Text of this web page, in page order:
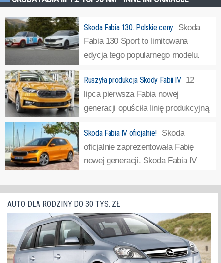
Skoda Fabia 130. Polskie ceny Skoda
Fabia 130 Sport to limitowana
edycja tego popularnego modelu.
mocy 177 KM i ma najlepsze osiągi ze wszystkich wersji
Fabii w historii. »
Ruszyła produkcja Skody Fabii IV 12
lipca pierwsza Fabia nowej
generacji opuściła linię produkcyjną
Boleslav. Skoda Fabia IV generacji jest montowana na tej
samej linii produkcyjnej, co modele Scala i Kamiq. W
okresie poprzedzającym uruchomienie produkcji... »
Skoda Fabia IV oficjalnie! Skoda
oficjalnie zaprezentowała Fabię
nowej generacji. Skoda Fabia IV
podłogowej MQB-A0, tej samej, na której zbudowano np.
nowego Seata Ibiza czy Volkswagena Polo. Oparcie
samochodu na tej platformie umożliwiło znaczne (o... »
AUTO DLA RODZINY DO 30 TYS. ZŁ